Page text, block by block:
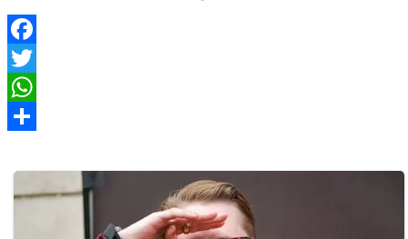
Facebook
Twitter
WhatsApp